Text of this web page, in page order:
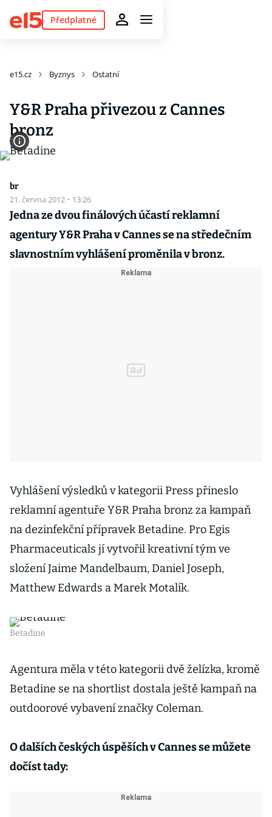
Předplatné
e15.cz Byznys Ostatní
Y&R Praha přivezou z Cannes
bronz
br
21. června 2012 · 13:26
Jedna ze dvou finálových účastí reklamní
agentury Y&R Praha v Cannes se na středečním
slavnostním vyhlášení proměnila v bronz.
Vyhlášení výsledků v kategorii Press přineslo
reklamní agentuře Y&R Praha bronz za kampaň
na dezinfekční přípravek Betadine. Pro Egis
Pharmaceuticals jí vytvořil kreativní tým ve
složení Jaime Mandelbaum, Daniel Joseph,
Matthew Edwards a Marek Motalík.
Betadine
Agentura měla v této kategorii dvě želízka, kromě
Betadine se na shortlist dostala ještě kampaň na
outdoorové vybavení značky Coleman.
O dalších českých úspěších v Cannes se můžete
dočíst tady: